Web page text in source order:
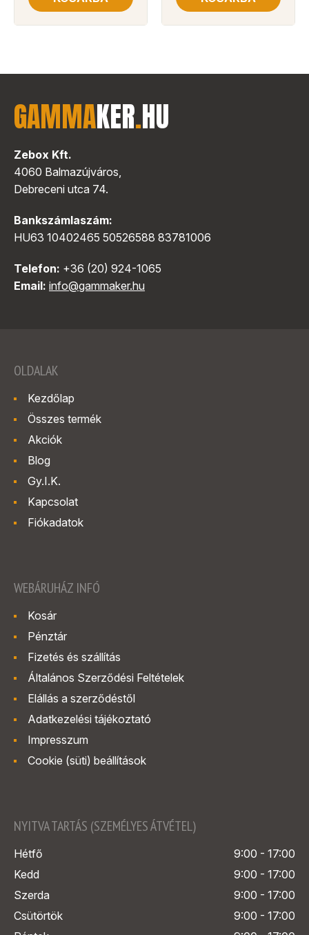
GAMMAKER.HU
Zebox Kft.
4060 Balmazújváros,
Debreceni utca 74.
Bankszámlaszám:
HU63 10402465 50526588 83781006
Telefon: +36 (20) 924-1065
Email: info@gammaker.hu
OLDALAK
Kezdőlap
Összes termék
Akciók
Blog
Gy.I.K.
Kapcsolat
Fiókadatok
WEBÁRUHÁZ INFÓ
Kosár
Pénztár
Fizetés és szállítás
Általános Szerződési Feltételek
Elállás a szerződéstől
Adatkezelési tájékoztató
Impresszum
Cookie (süti) beállítások
NYITVA TARTÁS (SZEMÉLYES ÁTVÉTEL)
Hétfő
9:00 - 17:00
Kedd
9:00 - 17:00
Szerda
9:00 - 17:00
Csütörtök
9:00 - 17:00